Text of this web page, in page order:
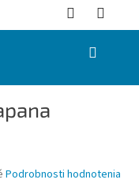
NÁKUPNÝ
Podrobnosti hodnotenia